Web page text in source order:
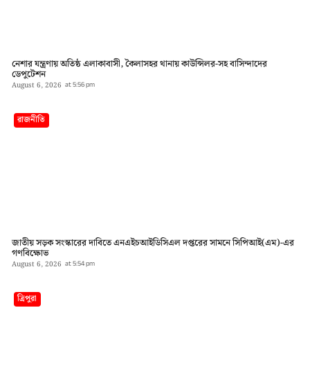
নেশার যন্ত্রণায় অতিষ্ঠ এলাকাবাসী, কৈলাসহর থানায় কাউন্সিলর-সহ বাসিন্দাদের
ডেপুটেশন
August 6, 2026 at5:56 pm
রাজনীতি
জাতীয় সড়ক সংস্কারের দাবিতে এনএইচআইডিসিএল দপ্তরের সামনে সিপিআই(এম)-এর
গণবিক্ষোভ
August 6, 2026 at5:54 pm
ত্রিপুরা